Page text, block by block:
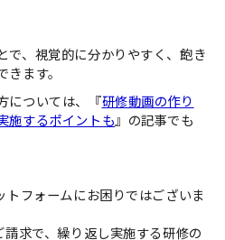
で、視覚的に分かりやすく、飽き
ます。
については、『研修動画の作り
施するポイントも』の記事でも
フォームにお困りではございま
求で、繰り返し実施する研修の